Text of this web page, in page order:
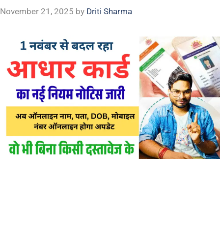
November 21, 2025 by Driti Sharma